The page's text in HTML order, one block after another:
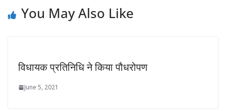
You May Also Like
विधायक प्रतिनिधि ने किया पौधरोपण
June 5, 2021